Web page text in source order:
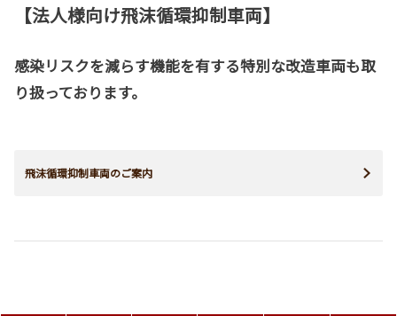
【法人様向け飛沫循環抑制車両】
感染リスクを減らす機能を有する特別な改造車両も取
り扱っております。
飛沫循環抑制車両のご案内